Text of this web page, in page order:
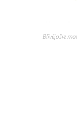
Blīvējošie